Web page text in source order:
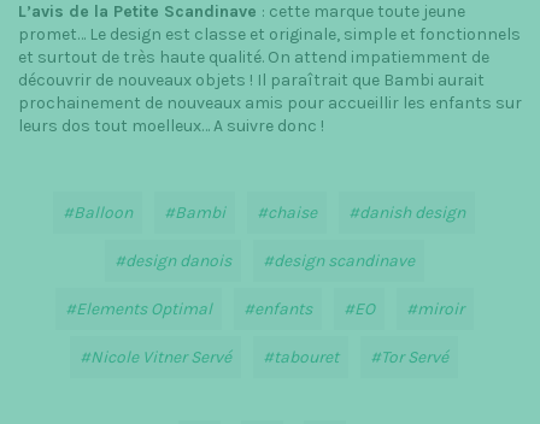
L’avis de la Petite Scandinave : cette marque toute jeune
promet… Le design est classe et originale, simple et fonctionnels
et surtout de très haute qualité. On attend impatiemment de
découvrir de nouveaux objets ! Il paraîtrait que Bambi aurait
prochainement de nouveaux amis pour accueillir les enfants sur
leurs dos tout moelleux… A suivre donc !
Balloon Bambi chaise danish design
design danois design scandinave
Elements Optimal enfants EO miroir
Nicole Vitner Servé tabouret Tor Servé